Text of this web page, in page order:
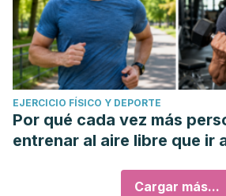
EJERCICIO FÍSICO Y DEPORTE
Por qué cada vez más
entrenar al aire libre que ir
Cargar más...